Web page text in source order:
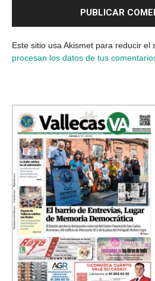
Este sitio usa Akismet para reducir el
procesan los datos de tus